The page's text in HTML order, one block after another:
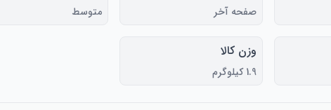
صفحه آخر متوسط
وزن کالا
1.9 کیلوگرم